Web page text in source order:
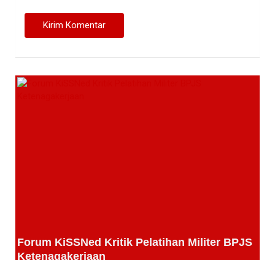
Forum KiSSNed Kritik Pelatihan Militer BPJS
Ketenagakerjaan